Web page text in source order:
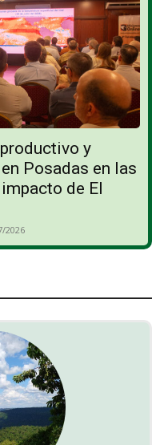
y
Posadas en las
de El
2026